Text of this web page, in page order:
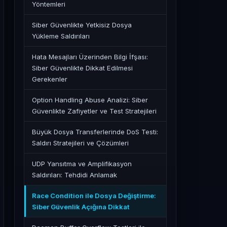
Yöntemleri
Siber Güvenlikte Yetkisiz Dosya
Yükleme Saldırıları
Hata Mesajları Üzerinden Bilgi İfşası:
Siber Güvenlikte Dikkat Edilmesi
Gerekenler
Option Handling Abuse Analizi: Siber
Güvenlikte Zafiyetler ve Test Stratejileri
Büyük Dosya Transferlerinde DoS Testi:
Saldırı Stratejileri ve Çözümleri
UDP Yansıtma ve Amplifikasyon
Saldırıları: Tehdidi Anlamak
Race Condition ile Dosya Değiştirme:
Siber Güvenlik Açığına Dikkat